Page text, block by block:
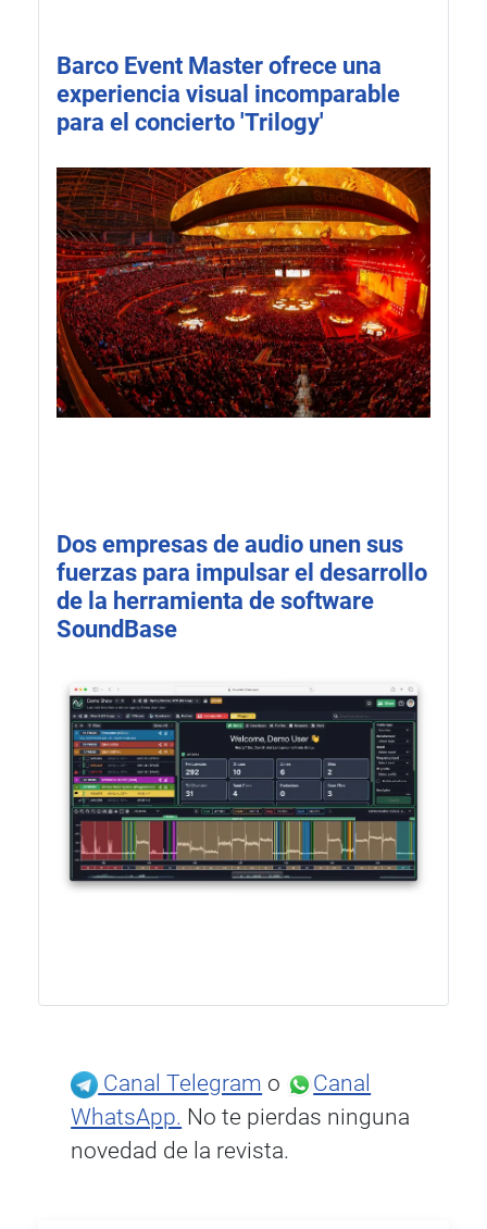
Barco Event Master ofrece una
experiencia visual incomparable
para el concierto 'Trilogy'
Dos empresas de audio unen sus
fuerzas para impulsar el desarrollo
de la herramienta de software
SoundBase
Canal Telegram o
Canal
WhatsApp. No te pierdas ninguna
novedad de la revista.